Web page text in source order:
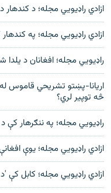
ازادي راډیويي مجله؛ د
ازادي راډیويي مجله؛ په
راډیويي مجله؛ افغانان د
اریانا-پښتو تشریحي
څه توپير لري؟
راډیویي مجله؛ په ننګرهار
ازادي راډیويي مجله؛ یوې
ازادي راډیويي مجله؛ کابل